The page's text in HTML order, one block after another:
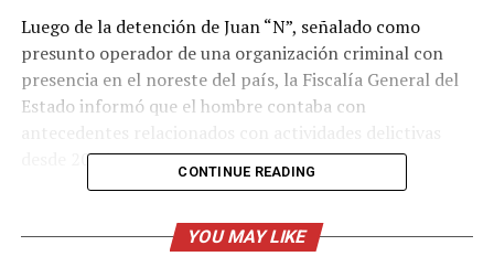
Luego de la detención de Juan “N”, señalado como
presunto operador de una organización criminal con
presencia en el noreste del país, la Fiscalía General del
Estado informó que el hombre contaba con
desde 2015.
Montañez, detalló que las investigaciones apuntan a que
CONTINUE READING
YOU MAY LIKE